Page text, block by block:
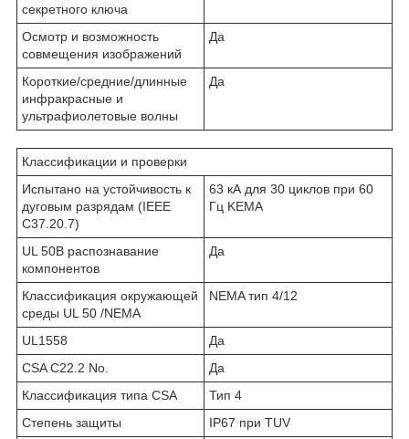
секретного ключа
Осмотр и возможность
совмещения изображений
Да
Короткие/средние/длинные
инфракрасные и
ультрафиолетовые волны
Да
Классификации и проверки
Испытано на устойчивость к
дуговым разрядам (IEEE
C37.20.7)
63 кА для 30 циклов при 60
Гц KEMA
UL 50В распознавание
компонентов
Да
Классификация окружающей
среды UL 50 /NEMA
NEMA тип 4/12
UL1558
Да
CSA C22.2 No.
Да
Классификация типа CSA
Тип 4
Степень защиты
IP67 при TUV